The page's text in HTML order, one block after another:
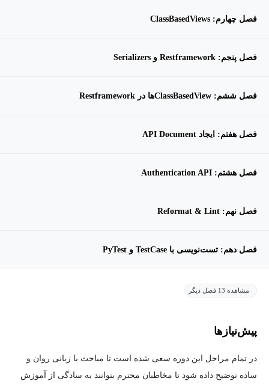
فصل چهارم: ClassBasedViews
فصل پنجم: Restframework و Serializers
فصل ششم: ‌ClassBasedViewها در Restframework
فصل هفتم: ایجاد API Document
فصل هشتم: Authentication API
فصل نهم: Reformat & Lint
فصل دهم: تست‌نویسی با TestCase و PyTest
مشاهده 13 فصل دیگر
پیش‌نیاز‌ها
در تمام مراحل این دوره سعی شده است تا مباحث با زبانی روان و
ساده توضیح داده شود تا مخاطبان محترم بتوانند به سادگی از آموزش